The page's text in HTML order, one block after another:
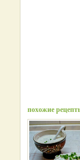
похожие